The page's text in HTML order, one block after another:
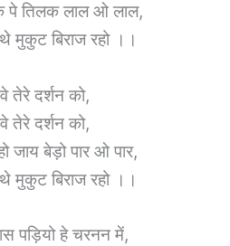
पे तिलक लाल ओ लाल,
मुकुट बिराज रहो ।।
तेरे दर्शन को,
तेरे दर्शन को,
जाय बेड़ो पार ओ पार,
मुकुट बिराज रहो ।।
पड़ियो हे चरनन में,